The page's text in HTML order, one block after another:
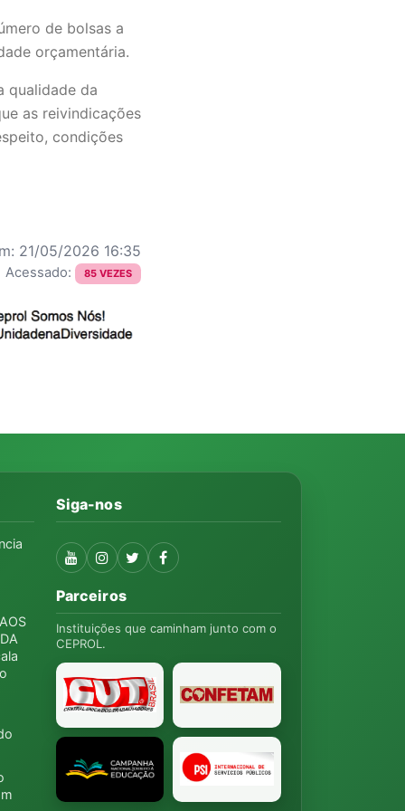
de bolsas a
orçamentária.
qualidade da
as reivindicações
condições
21/05/2026 16:35
Acessado: 85 VEZES
Siga-nos
Parceiros
Instituições que caminham junto com o
CEPROL.